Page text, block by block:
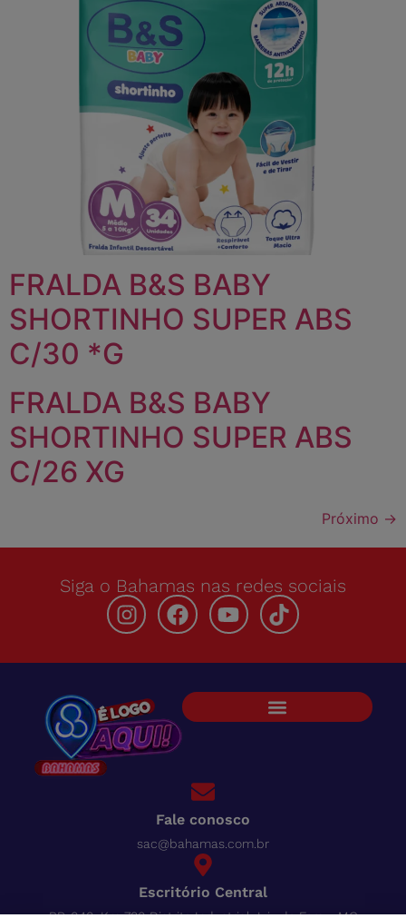
FRALDA B&S BABY
SHORTINHO SUPER ABS
C/30 *G
FRALDA B&S BABY
SHORTINHO SUPER ABS
C/26 XG
Próximo →
Siga o Bahamas nas redes sociais
Fale conosco
sac@bahamas.com.br
Escritório Central